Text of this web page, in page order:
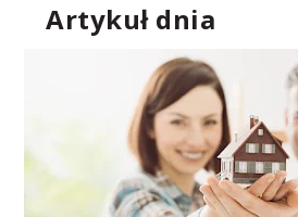
Artykuł dnia